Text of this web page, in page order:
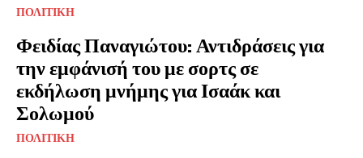
ΠΟΛΙΤΙΚΗ
Φειδίας Παναγιώτου: Αντιδράσεις για
την εμφάνισή του με σορτς σε
εκδήλωση μνήμης για Ισαάκ και
Σολωμού
ΠΟΛΙΤΙΚΗ